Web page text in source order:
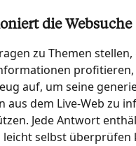
die Websuche
zu Themen stellen,
profitieren,
auf, um seine
aus dem Live-Web zu
Jede Antwort
leicht selbst überprüfen